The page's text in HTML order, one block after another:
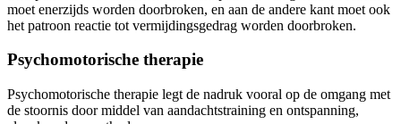
moet enerzijds worden doorbroken, en aan de andere kant moet ook
het patroon reactie tot vermijdingsgedrag worden doorbroken.
Psychomotorische therapie
Psychomotorische therapie legt de nadruk vooral op de omgang met
de stoornis door middel van aandachtstraining en ontspanning,